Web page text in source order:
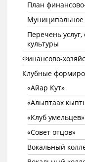
План
Муниципальное
Перечень
культуры
Финансово-
Клубные
«Айар Кут»
«Алыптаах
«Клуб умельцев»
«Совет отцов»
Вокальный